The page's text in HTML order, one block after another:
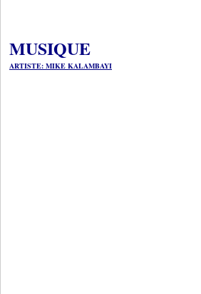
MUSIQUE
ARTISTE: MIKE KALAMBAYI